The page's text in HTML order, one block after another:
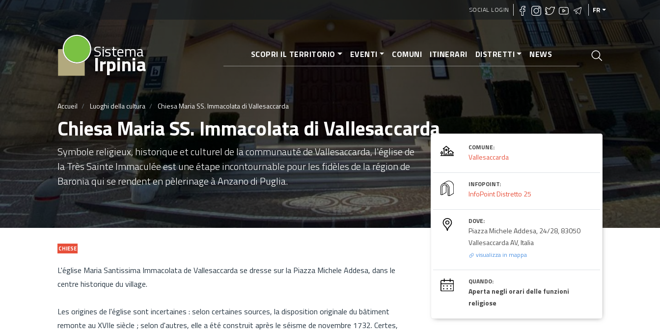
contenu
SOCIAL LOGIN FR
Sistema
Irpinia SCOPRI IL TERRITORIO EVENTI COMUNI ITINERARI DISTRETTI NEWS
Accueil Luoghi della cultura Chiesa Maria SS. Immacolata di Vallesaccarda
Chiesa Maria SS. Immacolata di Vallesaccarda
Symbole religieux, historique et culturel de la communauté de Vallesaccarda, l'église de
la Très Sainte Immaculée est une étape incontournable pour les fidèles de la région de
Baronia qui se rendent en pèlerinage à Anzano di Puglia.
CHIESE
L'église Maria Santissima Immacolata de Vallesaccarda se dresse sur la Piazza Michele Addesa, dans le
centre historique du village.
Les origines de l'église sont incertaines : selon certaines sources, la disposition originale du bâtiment
remonte au XVIIe siècle ; selon d'autres, elle a été construit après le séisme de novembre 1732. Certes,
COMUNE:
Vallesaccarda
INFOPOINT:
InfoPoint Distretto 25
DOVE:
Piazza Michele Addesa, 24/28, 83050
Vallesaccarda AV, Italia
visualizza in mappa
QUANDO:
Aperta negli orari delle funzioni
religiose